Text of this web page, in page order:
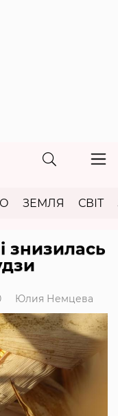
ЗЕМЛЯ СВІТ
знизилась
Юлия Немцева